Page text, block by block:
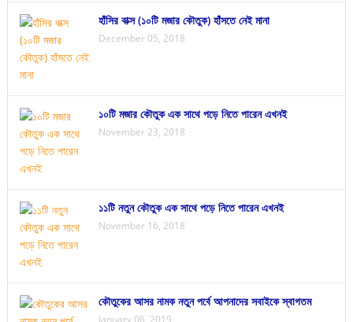
হাঁসির বাক্স (১০টি মজার কৌতুক) হাঁসতে নেই মানা
December 05, 2018
১০টি মজার কৌতুক এক সাথে পড়ে নিতে পারেন এখনই
November 23, 2018
১১টি নতুন কৌতুক এক সাথে পড়ে নিতে পারেন এখনই
November 16, 2018
কৌতুকের আসর নামক নতুন পর্বে আপনাদের সবাইকে স্বাগতম
January 06, 2019